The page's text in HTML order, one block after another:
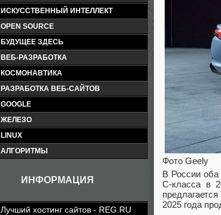
ИСКУССТВЕННЫЙ ИНТЕЛЛЕКТ
OPEN SOURCE
БУДУЩЕЕ ЗДЕСЬ
ВЕБ-РАЗРАБОТКА
КОСМОНАВТИКА
РАЗРАБОТКА ВЕБ-САЙТОВ
GOOGLE
ЖЕЛЕЗО
LINUX
АЛГОРИТМЫ
ИНФОРМАЦИЯ
Лучший хостинг сайтов - REG.RU
Фото Geely
В России
С-класса в
2025 года